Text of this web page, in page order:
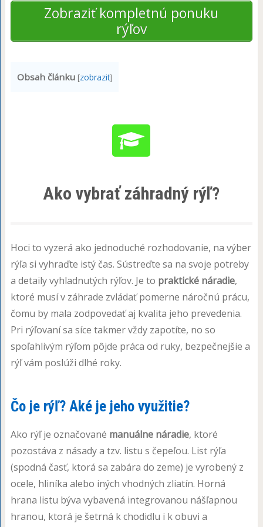
Zobraziť kompletnú ponuku
rýľov
Obsah článku [zobrazit]
Ako vybrať záhradný rýľ?
Hoci to vyzerá ako jednoduché rozhodovanie, na výber
rýľa si vyhraďte istý čas. Sústreďte sa na svoje potreby
a detaily vyhladnutých rýľov. Je to praktické náradie,
ktoré musí v záhrade zvládať pomerne náročnú prácu,
čomu by mala zodpovedať aj kvalita jeho prevedenia.
Pri rýľovaní sa síce takmer vždy zapotíte, no so
spoľahlivým rýľom pôjde práca od ruky, bezpečnejšie a
rýľ vám poslúži dlhé roky.
Čo je rýľ? Aké je jeho využitie?
Ako rýľ je označované manuálne náradie, ktoré
pozostáva z násady a tzv. listu s čepeľou. List rýľa
(spodná časť, ktorá sa zabára do zeme) je vyrobený z
ocele, hliníka alebo iných vhodných zliatín. Horná
hrana listu býva vybavená integrovanou nášľapnou
hranou, ktorá je šetrná k chodidlu i k obuvi a